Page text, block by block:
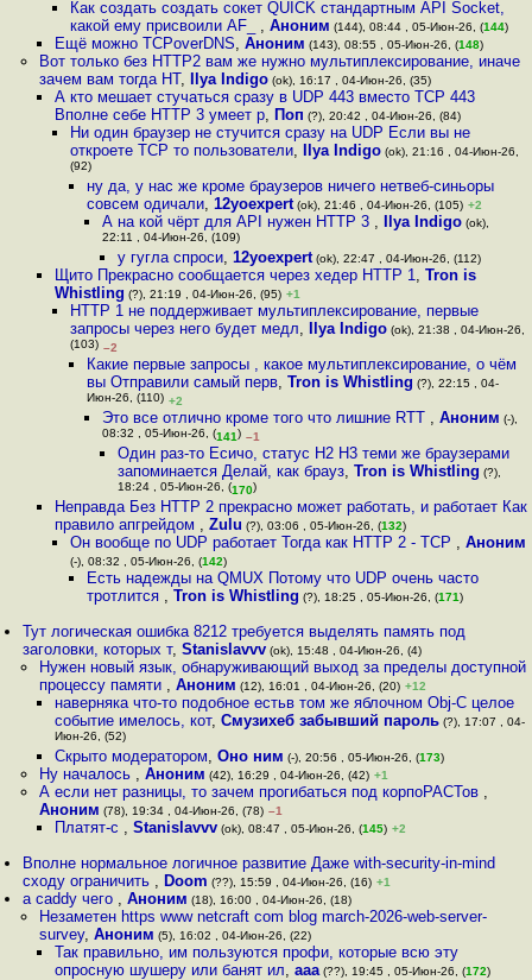
Как создать создать сокет QUICK стандартным API Socket,
какой ему присвоили AF_ ,Аноним (144), 08:44 , 05-Июн-26, (144)
Ещё можно TCPoverDNS, Аноним (143), 08:55 , 05-Июн-26, (148)
Вот только без HTTP2 вам же нужно мультиплексирование, иначе
зачем вам тогда HT, Ilya Indigo(ok), 16:17 , 04-Июн-26, (35)
А кто мешает стучаться сразу в UDP 443 вместо TCP 443
Вполне себе HTTP 3 умеет р, Поп (?), 20:42 , 04-Июн-26, (84)
Ни один браузер не стучится сразу на UDP Если вы не
откроете TCP то пользователи, Ilya Indigo (ok), 21:16 , 04-Июн-26,
(92)
ну да, у нас же кроме браузеров ничего нетвеб-синьоры
совсем одичали, 12yoexpert(ok), 21:46 , 04-Июн-26, (105) +2
А на кой чёрт для API нужен HTTP 3 , Ilya Indigo(ok),
22:11 , 04-Июн-26, (109)
у гугла спроси,12yoexpert (ok), 22:47 , 04-Июн-26, (112)
Щито Прекрасно сообщается через хедер HTTP 1, Tron is
Whistling (?), 21:19 , 04-Июн-26, (95) +1
HTTP 1 не поддерживает мультиплексирование, первые
запросы через него будет медл, Ilya Indigo (ok), 21:38 , 04-Июн-26,
(103) –2
Какие первые запросы , какое мультиплексирование, о чём
вы Отправили самый перв, Tron is Whistling (?), 22:15 , 04-
Июн-26, (110) +2
Это все отлично кроме того что лишние RTT , Аноним (-),
08:32 , 05-Июн-26, (141) –1
Один раз-то Есичо, статус H2 H3 теми же браузерами
запоминается Делай, как брауз,Tron is Whistling (?),
18:24 , 05-Июн-26, (170)
Неправда Без HTTP 2 прекрасно может работать, и работает Как
правило апгрейдом , Zulu (?), 03:06 , 05-Июн-26, (132)
Он вообще по UDP работает Тогда как HTTP 2 - TCP ,Аноним
(-), 08:32 , 05-Июн-26, (142)
Есть надежды на QMUX Потому что UDP очень часто
тротлится , Tron is Whistling (?), 18:25 , 05-Июн-26, (171)
Тут логическая ошибка 8212 требуется выделять память под
заголовки, которых т,Stanislavvv (ok), 15:48 , 04-Июн-26, (4)
Нужен новый язык, обнаруживающий выход за пределы доступной
процессу памяти , Аноним (12), 16:01 , 04-Июн-26, (20) +12
наверняка что-то подобное естьв том же яблочном Obj-C целое
событие имелось, кот, Смузихеб забывший пароль(?), 17:07 , 04-
Июн-26, (52)
Скрыто модератором, Оно ним (-), 20:56 , 05-Июн-26, (173)
Ну началось , Аноним (42), 16:29 , 04-Июн-26, (42) +1
А если нет разницы, то зачем прогибаться под корпоРАСТов ,
Аноним (78), 19:34 , 04-Июн-26, (78) –1
Платят-с , Stanislavvv(ok), 08:47 , 05-Июн-26, (145) +2
Вполне нормальное логичное развитие Даже with-security-in-mind
сходу ограничить , Doom (??), 15:59 , 04-Июн-26, (16) +1
а caddy чего ,Аноним (18), 16:00 , 04-Июн-26, (18)
Незаметен https www netcraft com blog march-2026-web-server-
survey, Аноним (5), 16:02 , 04-Июн-26, (22)
Так правильно, им пользуются профи, которые всю эту
опросную шушеру или банят ил, ааа(??), 19:45 , 05-Июн-26, (172)